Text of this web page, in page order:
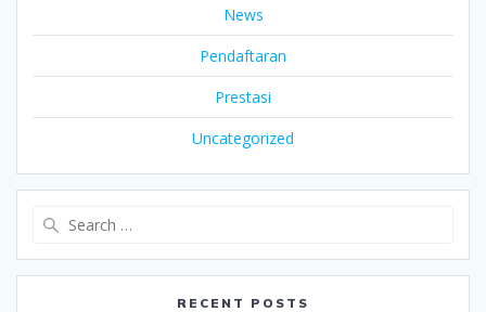
News
Pendaftaran
Prestasi
Uncategorized
RECENT POSTS